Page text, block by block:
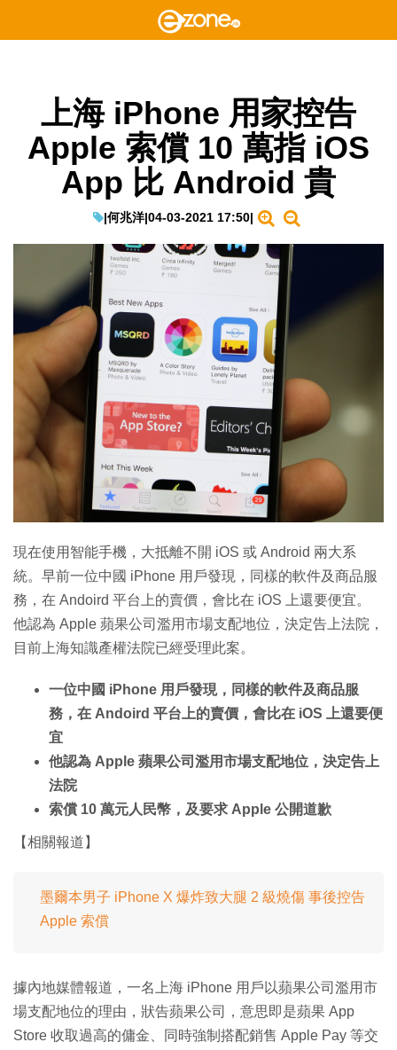
上海 iPhone 用家控告
Apple 索償 10 萬指 iOS
App 比 Android 貴
|何兆洋|04-03-2021 17:50|
現在使用智能手機，大抵離不開 iOS 或 Android 兩大系
統。早前一位中國 iPhone 用戶發現，同樣的軟件及商品服
務，在 Andoird 平台上的賣價，會比在 iOS 上還要便宜。
他認為 Apple 蘋果公司濫用市場支配地位，決定告上法院，
目前上海知識產權法院已經受理此案。
一位中國 iPhone 用戶發現，同樣的軟件及商品服
務，在 Andoird 平台上的賣價，會比在 iOS 上還要便
宜
他認為 Apple 蘋果公司濫用市場支配地位，決定告上
法院
索償 10 萬元人民幣，及要求 Apple 公開道歉
【相關報道】
墨爾本男子 iPhone X 爆炸致大腿 2 級燒傷 事後控告
Apple 索償
據內地媒體報道，一名上海 iPhone 用戶以蘋果公司濫用市
場支配地位的理由，狀告蘋果公司，意思即是蘋果 App
Store 收取過高的傭金、同時強制搭配銷售 Apple Pay 等交